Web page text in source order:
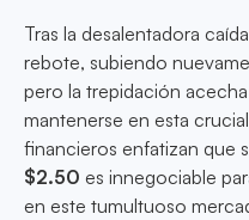
Tras la desalentadora
rebote, subiendo
pero la trepidación
mantenerse en esta
financieros enfatizan que
$2.50 es innegociable
en este tumultuoso